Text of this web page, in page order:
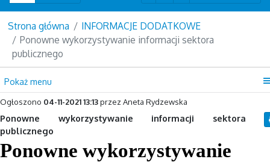
Strona główna
INFORMACJE DODATKOWE
Ponowne wykorzystywanie informacji sektora
publicznego
Pokaż menu
Ogłoszono 04-11-2021 13:13przez Aneta Rydzewska
Ponowne wykorzystywanie informacji sektora
publicznego
Ponowne wykorzystywanie